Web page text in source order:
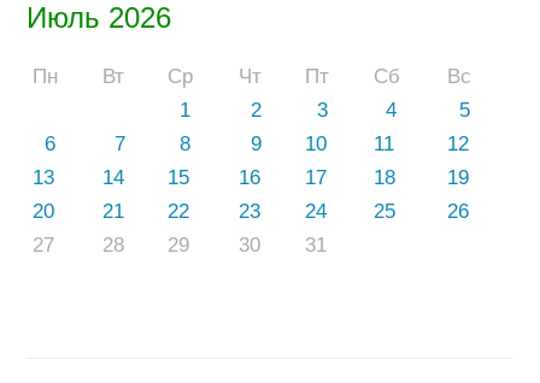
Июль 2026
Пн Вт Ср Чт Пт Сб
Вс
1
2 3 4
5
6
7 8 9 10 11
12
13
14 15 16 17 18
19
20
21 22 23 24 25
26
27
28 29 30 31